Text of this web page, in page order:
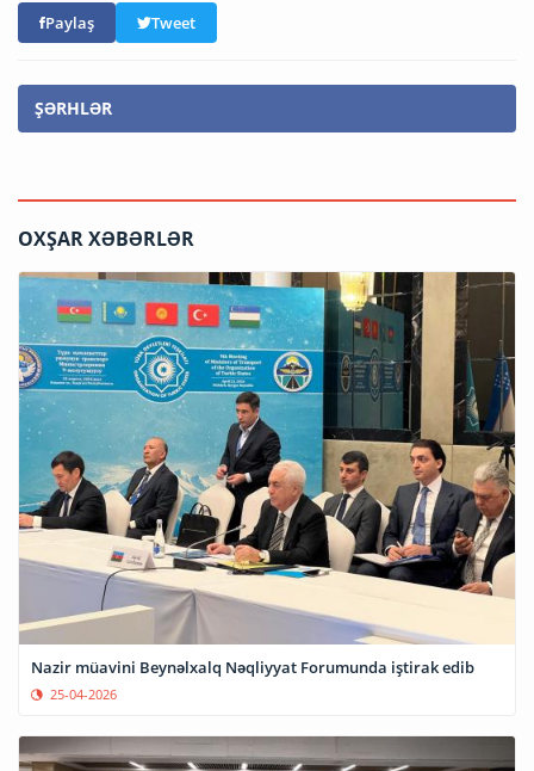
Paylaş Tweet
ŞƏRHLƏR
OXŞAR XƏBƏRLƏR
Nazir müavini Beynəlxalq Nəqliyyat Forumunda iştirak edib
25-04-2026